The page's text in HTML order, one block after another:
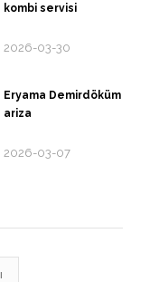
kombi servisi
2026-03-30
Eryama Demirdöküm
ariza
2026-03-07